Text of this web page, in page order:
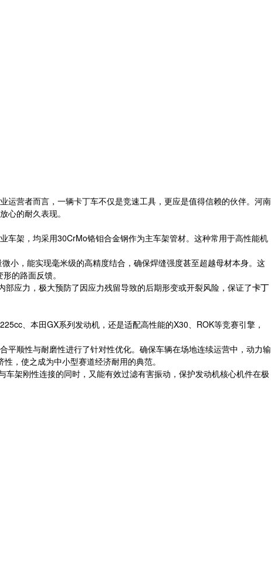
营者而言，一辆卡丁车不仅是竞速工具，更应是值得信赖的伙伴。河南
心的耐久表现。
车架，均采用30CrMo铬钼合金钢作为主车架管材。这种常用于高性能机
小，能实现毫米级的高精度结合，确保焊缝强度甚至超越母材本身。这
的路面反馈。
应力，极大预防了因应力残留导致的后期形变或开裂风险，保证了卡丁
、本田GX系列发动机，还是适配高性能的X30、ROK等竞赛引擎，
顺性与耐磨性进行了针对性优化。确保车辆在场地连续运营中，动力输
，使之成为中小型赛道经济耐用的典范。
架刚性连接的同时，又能有效过滤有害振动，保护发动机核心机件在极